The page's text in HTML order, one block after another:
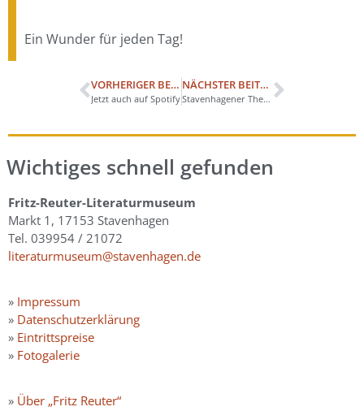
Ein Wunder für jeden Tag!
VORHERIGER BEITRAG
Jetzt auch auf Spotify
NÄCHSTER BEITRAG
Stavenhagener Theaterkollektiv sucht Namen
Wichtiges schnell gefunden
Fritz-Reuter-Literaturmuseum
Markt 1, 17153 Stavenhagen
Tel. 039954 / 21072
literaturmuseum@stavenhagen.de
» Impressum
» Datenschutzerklärung
» Eintrittspreise
» Fotogalerie
» Über „Fritz Reuter“